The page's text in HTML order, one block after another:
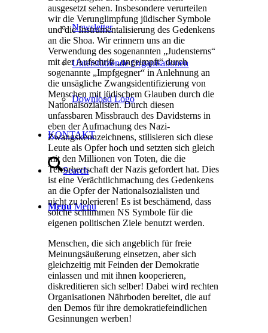
Newsletter
Unterstützende Organisationen
Download Logo
KONTAKT
Search
Menu Menu
ausgesetzt sehen. Insbesondere verurteilen
wir die Verunglimpfung jüdischer Symbole
und die Instrumentalisierung des Gedenkens
an die Shoa. Wir erinnern uns an die
Verwendung des sogenannten „Judensterns“
mit der Aufschrift „ungeimpft“ durch
sogenannte „Impfgegner“ in Anlehnung an
die unsägliche Zwangsidentifizierung von
Menschen mit jüdischem Glauben durch die
Nationalsozialisten. Durch diesen
unfassbaren Missbrauch des Davidsterns in
eben der Aufmachung des Nazi-
Zwangskennzeichnens, stilisieren sich diese
Leute als Opfer hoch und setzten sich gleich
mit den Millionen von Toten, die die
Terrorherrschaft der Nazis gefordert hat. Dies
ist eine Verächtlichmachung des Gedenkens
an die Opfer der Nationalsozialisten und
nicht zu tolerieren! Es ist beschämend, dass
solche schlimmen NS Symbole für die
eigenen politischen Ziele benutzt werden.
Menschen, die sich angeblich für freie
Meinungsäußerung einsetzen, aber sich
gleichzeitig mit Feinden der Demokratie
einlassen und mit ihnen kooperieren,
diskreditieren sich selber! Dabei wird rechten
Organisationen Nährboden bereitet, die auf
den Demos für ihre demokratiefeindlichen
Gesinnungen werben!